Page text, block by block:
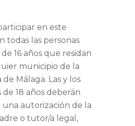
en este
todas las personas
16 años que residan
municipio de la
de Málaga. Las y los
de 18 años deberán
autorización de la
o tutor/a legal,